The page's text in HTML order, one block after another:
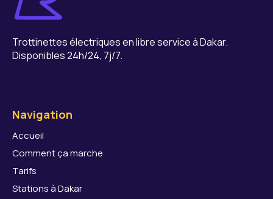
Trottinettes électriques en libre service à Dakar.
Disponibles 24h/24, 7j/7.
Navigation
Accueil
Comment ça marche
Tarifs
Stations à Dakar